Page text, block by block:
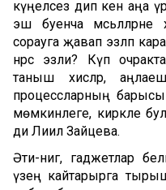
күңелсез дип кенә аңа
эш буенча
сорауга җавап эзләп
нәрсә эзли? Күп
таныш хисләр,
процессларның барысы
мөмкинлеге, кирәкле
ди Лиилә Зайцева.
Әти-әнигә, гаджетлар
үзеңә кайтарырга